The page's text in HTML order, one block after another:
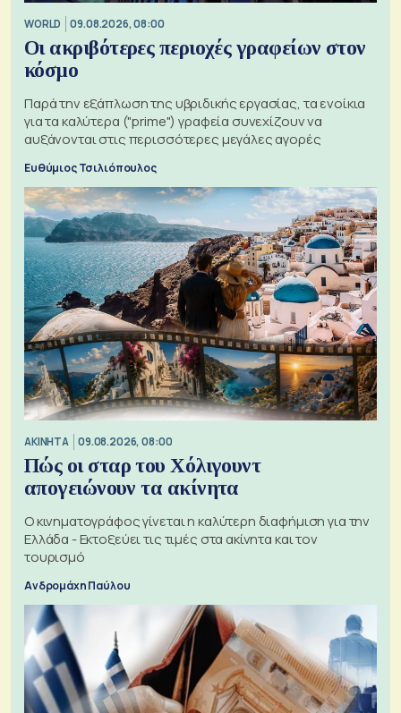
WORLD 09.08.2026, 08:00
Οι ακριβότερες περιοχές γραφείων στον
κόσμο
Παρά την εξάπλωση της υβριδικής εργασίας, τα ενοίκια
για τα καλύτερα ("prime") γραφεία συνεχίζουν να
αυξάνονται στις περισσότερες μεγάλες αγορές
Ευθύμιος Τσιλιόπουλος
ΑΚΙΝΗΤΑ 09.08.2026, 08:00
Πώς οι σταρ του Χόλιγουντ
απογειώνουν τα ακίνητα
Ο κινηματογράφος γίνεται η καλύτερη διαφήμιση για την
Ελλάδα - Εκτοξεύει τις τιμές στα ακίνητα και τον
τουρισμό
Ανδρομάχη Παύλου